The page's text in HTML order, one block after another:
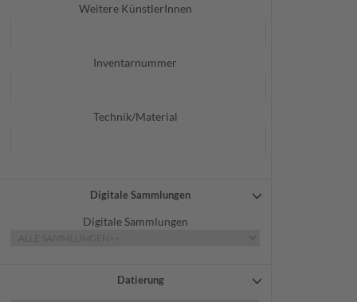
Weitere KünstlerInnen
Inventarnummer
Technik/Material
Digitale Sammlungen
Digitale Sammlungen
Datierung